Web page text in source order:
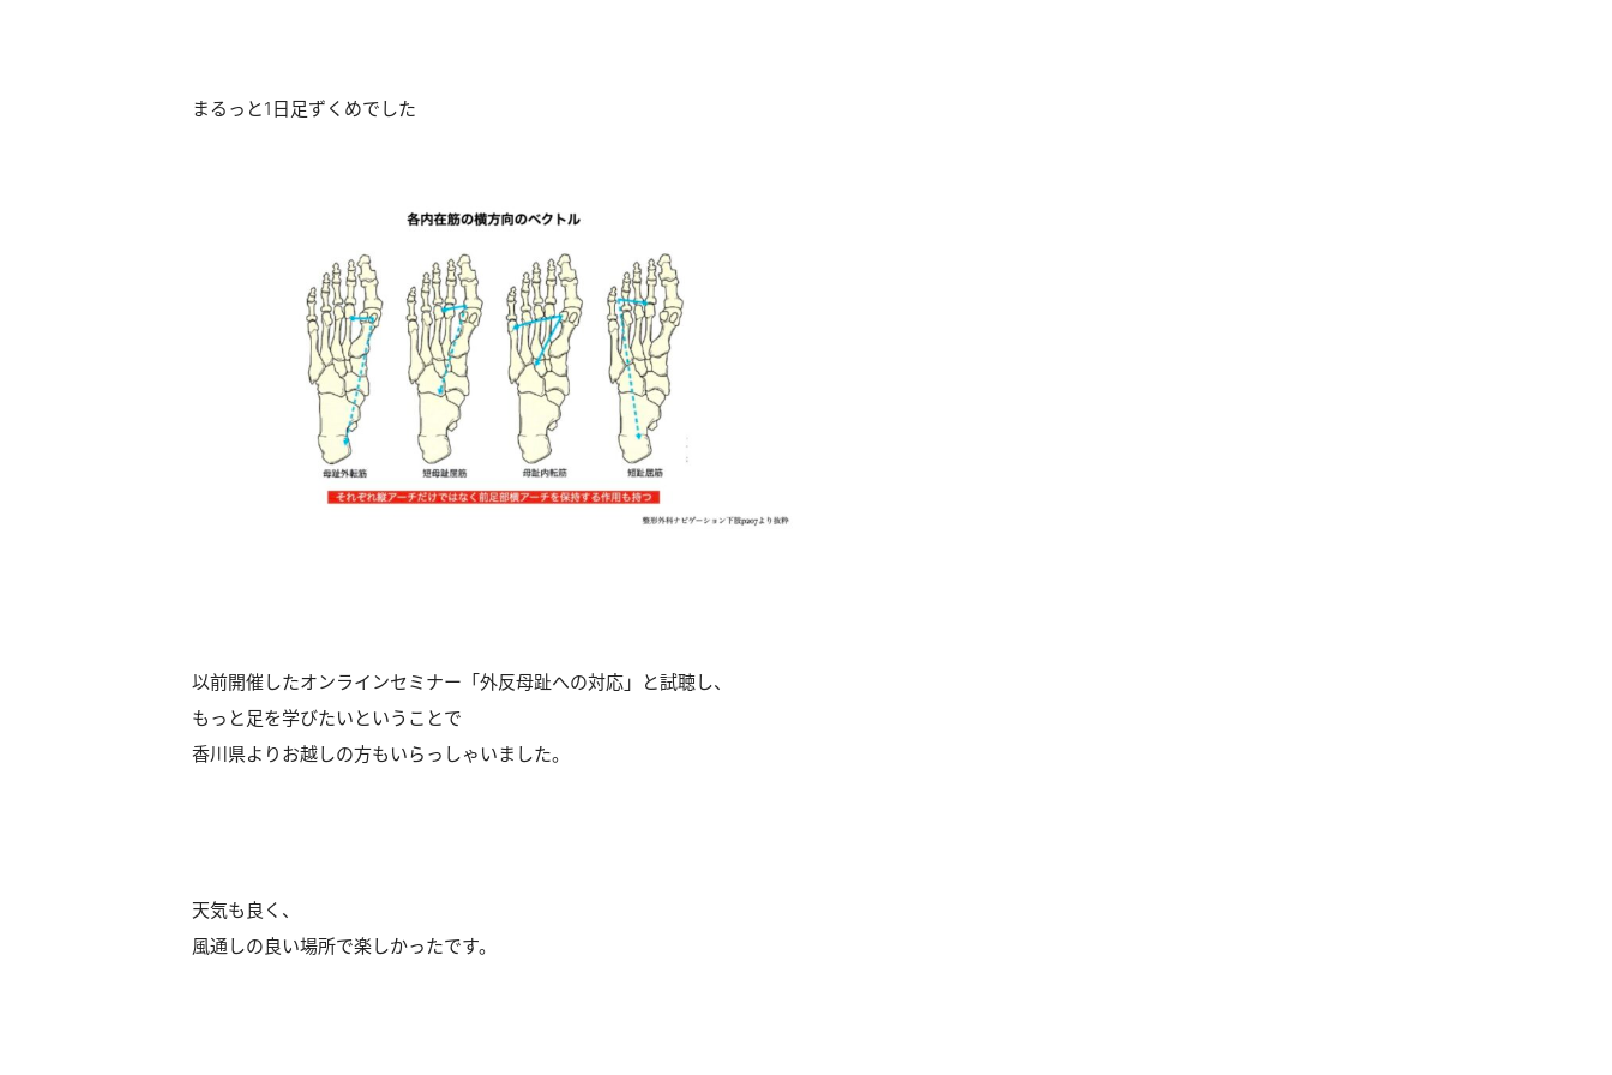
まるっと1日足ずくめでした
以前開催したオンラインセミナー「外反母趾への対応」と試聴し、
もっと足を学びたいということで
香川県よりお越しの方もいらっしゃいました。
天気も良く、
風通しの良い場所で楽しかったです。